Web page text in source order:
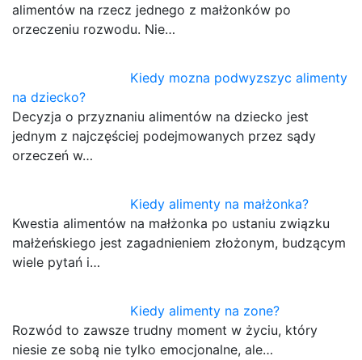
alimentów na rzecz jednego z małżonków po
orzeczeniu rozwodu. Nie…
Kiedy mozna podwyzszyc alimenty
na dziecko?
Decyzja o przyznaniu alimentów na dziecko jest
jednym z najczęściej podejmowanych przez sądy
orzeczeń w…
Kiedy alimenty na małżonka?
Kwestia alimentów na małżonka po ustaniu związku
małżeńskiego jest zagadnieniem złożonym, budzącym
wiele pytań i…
Kiedy alimenty na zone?
Rozwód to zawsze trudny moment w życiu, który
niesie ze sobą nie tylko emocjonalne, ale…